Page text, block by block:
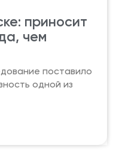
приносит
чем
поставило
одной из